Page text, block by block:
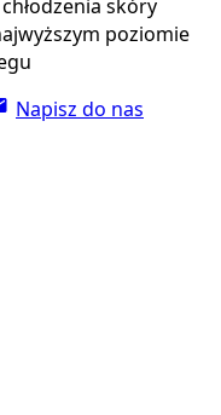
skóry
poziomie
Napisz do nas